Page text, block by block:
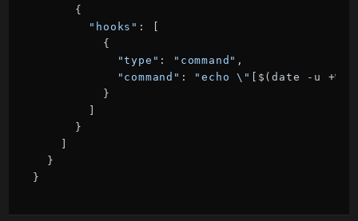
      {
"hooks" : [
          {
"type" : "command" ,
"command" : "echo \" [$(date -u +%Y
          }
        ]
      }
    ]
  }
}